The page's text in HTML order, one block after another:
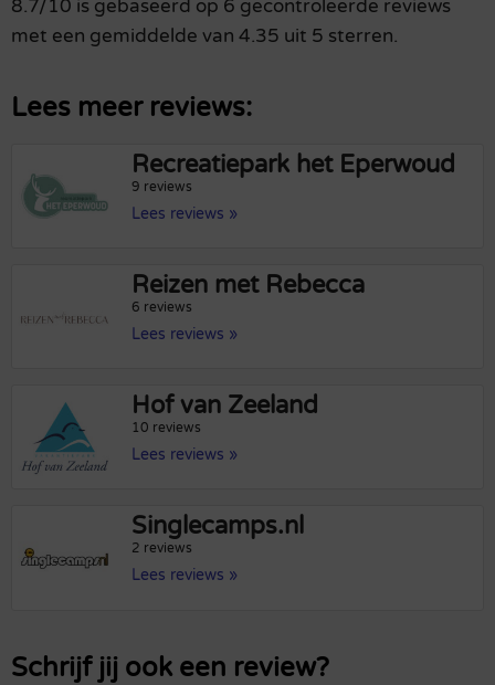
8.7/10 is gebaseerd op 6 gecontroleerde reviews
met een gemiddelde van 4.35 uit 5 sterren.
Lees meer reviews:
Recreatiepark het Eperwoud
9 reviews
Lees reviews »
Reizen met Rebecca
6 reviews
Lees reviews »
Hof van Zeeland
10 reviews
Lees reviews »
Singlecamps.nl
2 reviews
Lees reviews »
Schrijf jij ook een review?